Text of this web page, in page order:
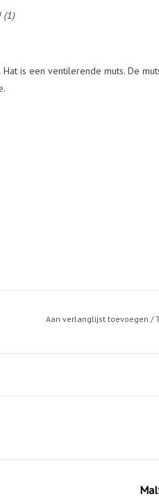
(1)
is een ventilerende muts. De
Aan verlanglijst toevoegen /